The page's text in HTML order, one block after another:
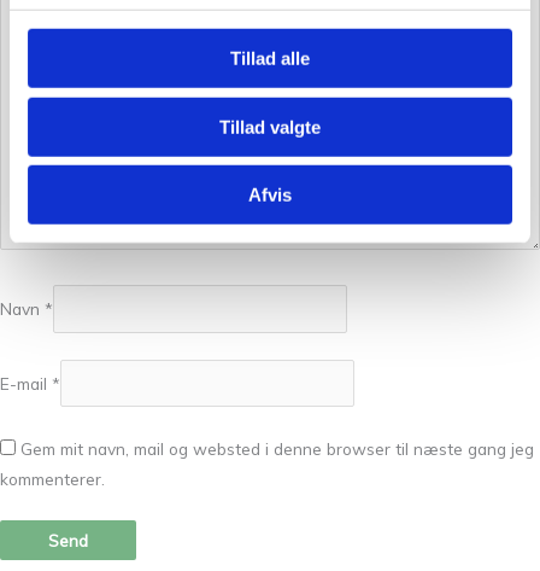
Tillad alle
Tillad valgte
Afvis
Navn *
E-mail *
Gem mit navn, mail og websted i denne browser til næste gang jeg
kommenterer.